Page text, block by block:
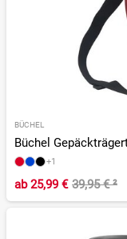
BÜCHEL
Büchel
+1
ab25,99 € 39,95 €²